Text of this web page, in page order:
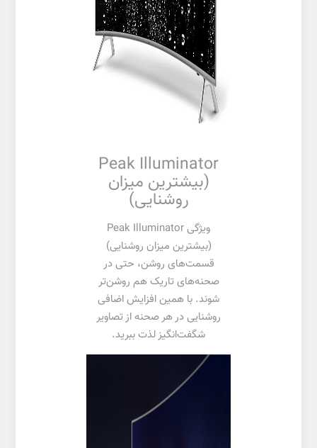
Peak Illuminator
(بیشترین میزان
روشنایی)
ویژگی Peak Illuminator
(بیشترین میزان روشنایی)
قسمت‌های روشن، حتی در
صحنه‌های تاریک هم روشن‌تر
شوند. با همین افزایش اضافی
روشنایی در هر صحنه از تصاویر
شگفت‌انگیز لذت ببرید.